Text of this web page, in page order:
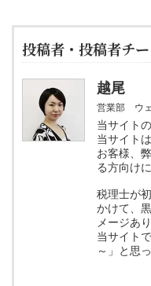
投稿者・投稿者チ
越尾
営業部 ウ
当サイト
当サイト
お客様、
る方向け
税理士が
かけて、
メージあ
当サイト
～」と思